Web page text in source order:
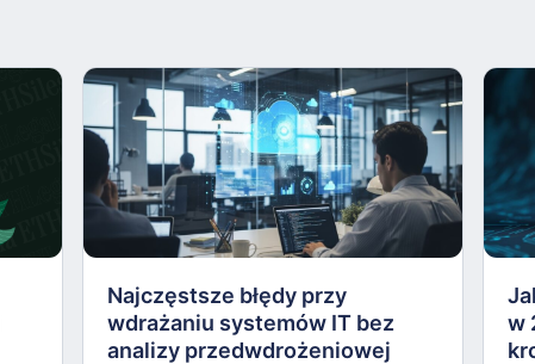
Najczęstsze błędy przy
wdrażaniu systemów IT bez
analizy przedwdrożeniowej
w